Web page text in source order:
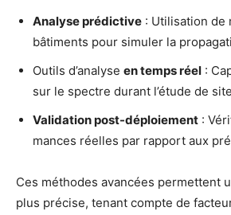
Ana­lyse pré­dic­tive : Uti­li­sa­tion de
bâti­ments pour simu­ler la
Outils d’a­na­lyse en temps réel :
sur le spectre durant l’é­tude de site
Vali­da­tion post-déploie­ment :
mances réelles par rap­port aux
Ces méthodes avan­cées per­mettent
plus pré­cise, tenant compte de